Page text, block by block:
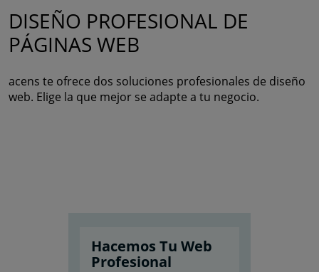
DISEÑO PROFESIONAL DE
PÁGINAS WEB
acens te ofrece dos soluciones profesionales de diseño
web. Elige la que mejor se adapte a tu negocio.
Hacemos Tu Web
Profesional